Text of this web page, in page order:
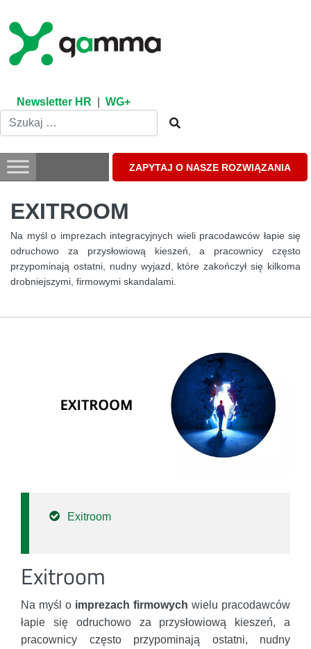
content
Newsletter HR WG+
ZAPYTAJ O NASZE ROZWIĄZANIA
EXITROOM
Na myśl o imprezach integracyjnych wieli pracodawców łapie się
odruchowo za przysłowiową kieszeń, a pracownicy często
przypominają ostatni, nudny wyjazd, które zakończył się kilkoma
drobniejszymi, firmowymi skandalami.
Exitroom
Exitroom
Na myśl o imprezach firmowych wielu pracodawców
łapie się odruchowo za przysłowiową kieszeń, a
pracownicy często przypominają ostatni, nudny